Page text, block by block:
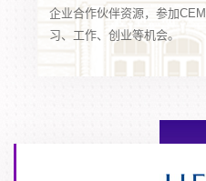
企业合作伙伴资源，参加
习、工作、创业等机会。